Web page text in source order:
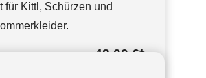
für Kittl, Schürzen und
48,00 €*